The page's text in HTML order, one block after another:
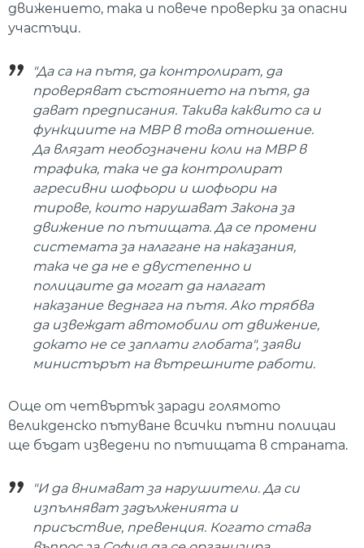
движението, така и повече проверки за опасни
участъци.
"Да са на пътя, да контролират, да
проверяват състоянието на пътя, да
дават предписания. Такива каквито са и
функциите на МВР в това отношение.
Да влязат необозначени коли на МВР в
трафика, така че да контролират
агресивни шофьори и шофьори на
тирове, които нарушават Закона за
движение по пътищата. Да се промени
системата за налагане на наказания,
така че да не е двустепенно и
полицаите да могат да налагат
наказание веднага на пътя. Ако трябва
да извеждат автомобили от движение,
докато не се заплати глобата", заяви
министърът на вътрешните работи.
Още от четвъртък заради голямото
великденско пътуване всички пътни полицаи
ще бъдат изведени по пътищата в страната.
"И да внимават за нарушители. Да си
изпълняват задълженията и
присъствие, превенция. Когато става